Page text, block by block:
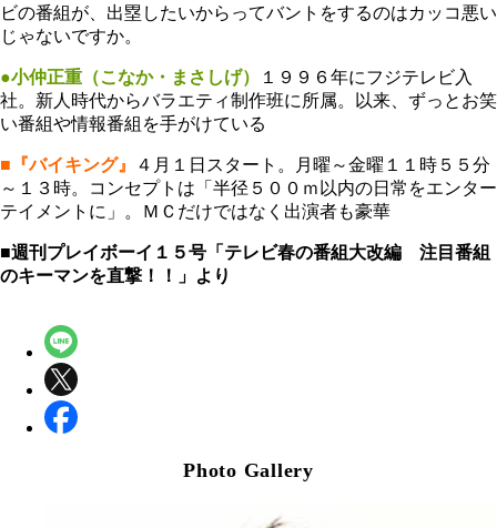
ビの番組が、出塁したいからってバントをするのはカッコ悪い
じゃないですか。
●小仲正重（こなか・まさしげ）
１９９６年にフジテレビ入
社。新人時代からバラエティ制作班に所属。以来、ずっとお笑
い番組や情報番組を手がけている
■『バイキング』
４月１日スタート。月曜～金曜１１時５５分
～１３時。コンセプトは「半径５００ｍ以内の日常をエンター
テイメントに」。ＭＣだけではなく出演者も豪華
■週刊プレイボーイ１５号「テレビ春の番組大改編 注目番組
のキーマンを直撃！！」より
Photo Gallery